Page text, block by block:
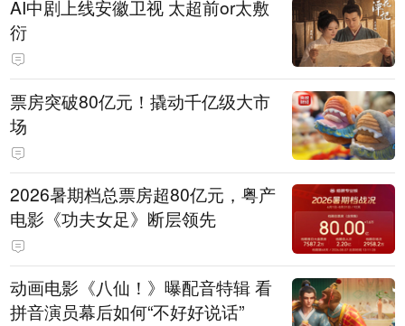
AI中剧上线安徽卫视 太超前or太敷
衍
票房突破80亿元！撬动千亿级大市
场
2026暑期档总票房超80亿元，粤产
电影《功夫女足》断层领先
动画电影《八仙！》曝配音特辑 看
拼音演员幕后如何“不好好说话”